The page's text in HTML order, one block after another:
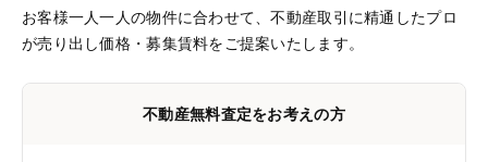
お客様一人一人の物件に合わせて、不動産取引に精通したプロ
が売り出し価格・募集賃料をご提案いたします。
不動産無料査定をお考えの方